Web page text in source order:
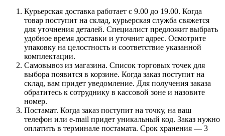
Курьерская доставка работает с 9.00 до 19.00. Когда
товар поступит на склад, курьерская служба свяжется
для уточнения деталей. Специалист предложит выбрать
удобное время доставки и уточнит адрес. Осмотрите
упаковку на целостность и соответствие указанной
комплектации.
Самовывоз из магазина. Список торговых точек для
выбора появится в корзине. Когда заказ поступит на
склад, вам придет уведомление. Для получения заказа
обратитесь к сотруднику в кассовой зоне и назовите
номер.
Постамат. Когда заказ поступит на точку, на ваш
телефон или e-mail придет уникальный код. Заказ нужно
оплатить в терминале постамата. Срок хранения — 3